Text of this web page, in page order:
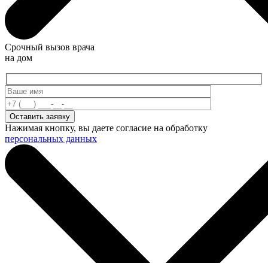
Срочный вызов врача
на дом
Нажимая кнопку, вы даете согласие на обработку
персональных данных